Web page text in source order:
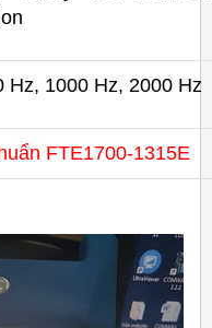
Hz, 1000 Hz, 2000 Hz
FTE1700-1315E